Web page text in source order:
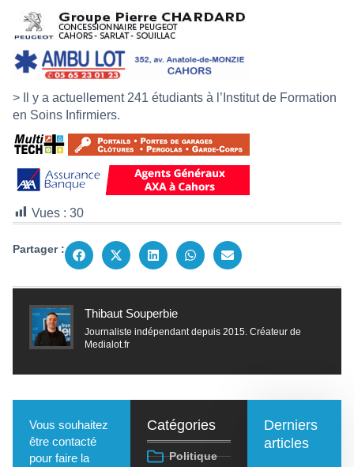
> Il y a actuellement 241 étudiants à l’Institut de Formation
en Soins Infirmiers.
Vues : 30
Partager :
Thibaut Souperbie
Journaliste indépendant depuis 2015. Créateur de
Medialot.fr
Vous souhaitez
être contacté
pour faire la
Catégories
Politique
Derniers
articles